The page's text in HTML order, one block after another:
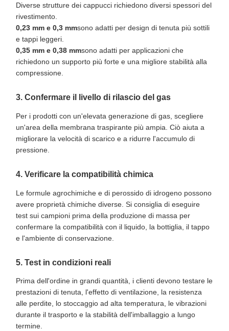
Diverse strutture dei cappucci richiedono diversi spessori del
rivestimento.
0,23 mm e 0,3 mmsono adatti per design di tenuta più sottili
e tappi leggeri.
0,35 mm e 0,38 mmsono adatti per applicazioni che
richiedono un supporto più forte e una migliore stabilità alla
compressione.
3. Confermare il livello di rilascio del gas
Per i prodotti con un'elevata generazione di gas, scegliere
un'area della membrana traspirante più ampia. Ciò aiuta a
migliorare la velocità di scarico e a ridurre l'accumulo di
pressione.
4. Verificare la compatibilità chimica
Le formule agrochimiche e di perossido di idrogeno possono
avere proprietà chimiche diverse. Si consiglia di eseguire
test sui campioni prima della produzione di massa per
confermare la compatibilità con il liquido, la bottiglia, il tappo
e l'ambiente di conservazione.
5. Test in condizioni reali
Prima dell'ordine in grandi quantità, i clienti devono testare le
prestazioni di tenuta, l'effetto di ventilazione, la resistenza
alle perdite, lo stoccaggio ad alta temperatura, le vibrazioni
durante il trasporto e la stabilità dell'imballaggio a lungo
termine.